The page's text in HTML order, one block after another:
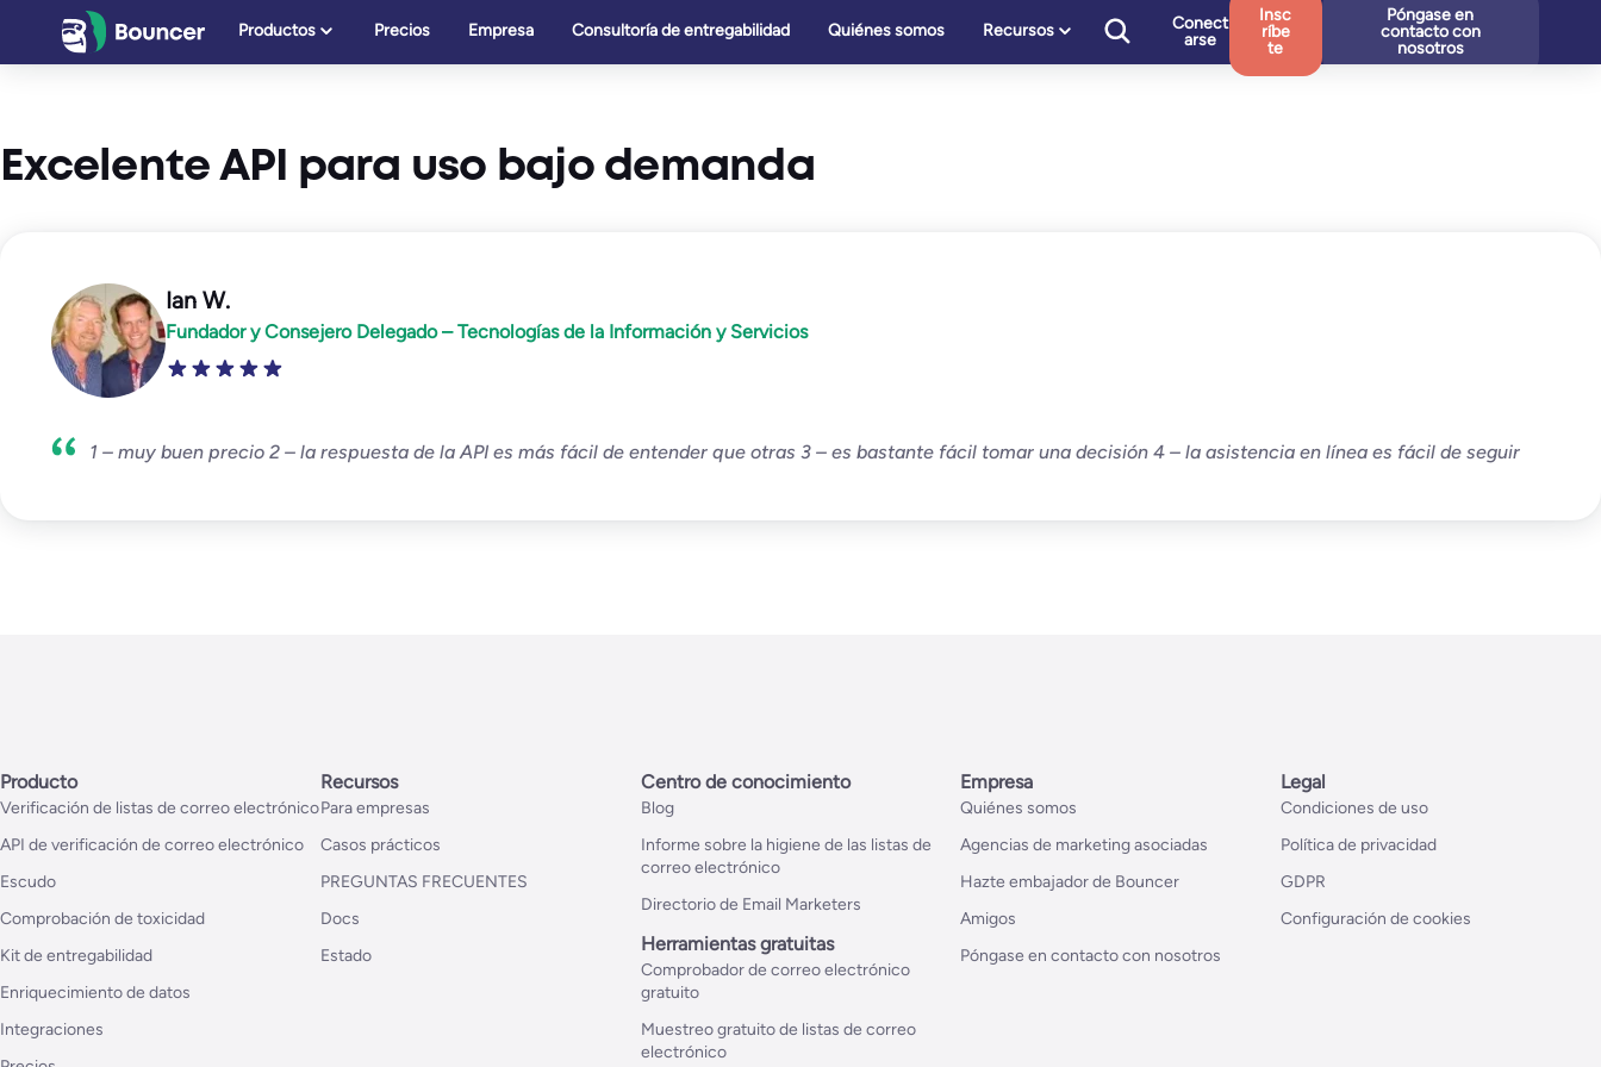
Productos Precios Empresa Consultoría de entregabilidad Quiénes somos Recursos
Conect
arse
Insc
ríbe
te
Póngase en
contacto con
nosotros
Excelente API para uso bajo demanda
Ian W.
Fundador y Consejero Delegado – Tecnologías de la Información y Servicios
1 – muy buen precio 2 – la respuesta de la API es más fácil de entender que otras 3 – es bastante fácil tomar una decisión 4 – la asistencia en línea es fácil de seguir
Producto
Verificación de listas de correo electrónico
API de verificación de correo electrónico
Escudo
Comprobación de toxicidad
Kit de entregabilidad
Enriquecimiento de datos
Integraciones
Recursos
Para empresas
Casos prácticos
PREGUNTAS FRECUENTES
Docs
Estado
Centro de conocimiento
Blog
Informe sobre la higiene de las listas de
correo electrónico
Directorio de Email Marketers
Herramientas gratuitas
Comprobador de correo electrónico
gratuito
Muestreo gratuito de listas de correo
electrónico
Empresa
Quiénes somos
Agencias de marketing asociadas
Hazte embajador de Bouncer
Amigos
Póngase en contacto con nosotros
Legal
Condiciones de uso
Política de privacidad
GDPR
Configuración de cookies